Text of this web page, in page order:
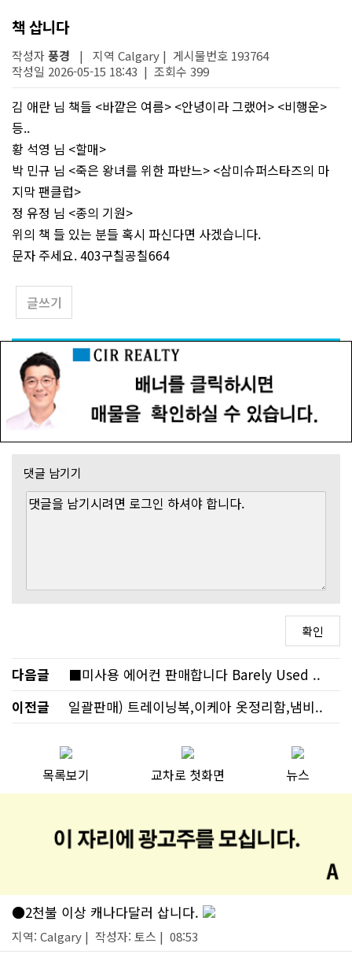
책 삽니다
작성자풍경 | 지역 Calgary | 게시물번호 193764
작성일 2026-05-15 18:43 | 조회수 399
김 애란 님 책들 <바깥은 여름> <안녕이라 그랬어> <비행운>
등..
황 석영 님 <할매>
박 민규 님 <죽은 왕녀를 위한 파반느> <삼미슈퍼스타즈의 마
지막 팬클럽>
정 유정 님 <종의 기원>
위의 책 들 있는 분들 혹시 파신다면 사겠습니다.
문자 주세요. 403구칠공칠664
글쓰기
댓글 남기기
다음글
■미사용 에어컨 판매합니다 Barely Used ..
이전글
일괄판매) 트레이닝복,이케아 옷정리함,냄비..
목록보기 교차로 첫화면 뉴스
●2천불 이상 캐나다달러 삽니다.
지역: Calgary | 작성자: 토스 | 08:53